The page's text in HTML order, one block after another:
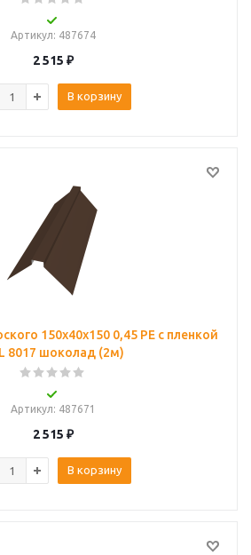
Артикул: 487674
2 515 ₽
В корзину
150х40х150 0,45 PE с пленкой
8017 шоколад (2м)
Артикул: 487671
2 515 ₽
В корзину